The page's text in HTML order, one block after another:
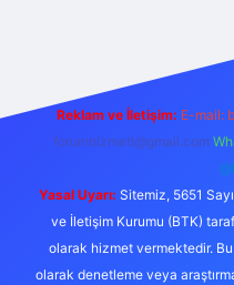
Reklam ve İletişim: E-mail:
forumhizmeti@gmail.com
Yasal Uyarı: Sitemiz, 5651
ve İletişim Kurumu (BTK)
olarak hizmet vermektedir.
olarak denetleme veya